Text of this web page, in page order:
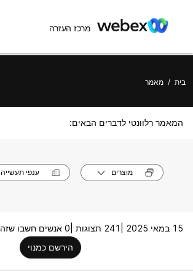
מרכז העזרה
בית / מאמר
המאמר רלוונטי לדברים הבאים:
מוצרים ענפי תעשייה
15 במאי 2025 | 241 תצוגות |
0 אנשים חשבו שזה היה מועיל
הירשם כמנוי